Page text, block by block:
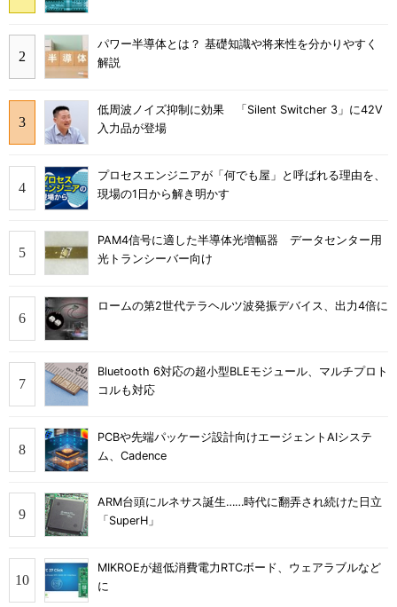
パワー半導体とは？ 基礎知識や将来性を分かりやすく
解説
低周波ノイズ抑制に効果 「Silent Switcher 3」に42V
入力品が登場
プロセスエンジニアが「何でも屋」と呼ばれる理由を、
現場の1日から解き明かす
PAM4信号に適した半導体光増幅器 データセンター用
光トランシーバー向け
ロームの第2世代テラヘルツ波発振デバイス、出力4倍に
Bluetooth 6対応の超小型BLEモジュール、マルチプロト
コルも対応
PCBや先端パッケージ設計向けエージェントAIシステ
ム、Cadence
ARM台頭にルネサス誕生……時代に翻弄され続けた日立
「SuperH」
MIKROEが超低消費電力RTCボード、ウェアラブルなど
に